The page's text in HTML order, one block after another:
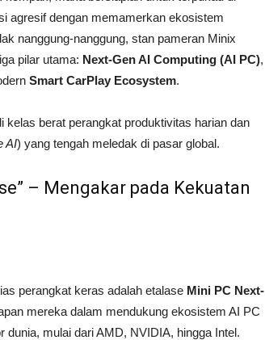
agresif dengan memamerkan ekosistem
nanggung-nanggung, stan pameran Minix
pilar utama: Next-Gen AI Computing (AI PC),
Smart CarPlay Ecosystem.
berat perangkat produktivitas harian dan
AI) yang tengah meledak di pasar global.
– Mengakar pada Kekuatan
perangkat keras adalah etalase Mini PC Next-
mereka dalam mendukung ekosistem AI PC
mulai dari AMD, NVIDIA, hingga Intel.